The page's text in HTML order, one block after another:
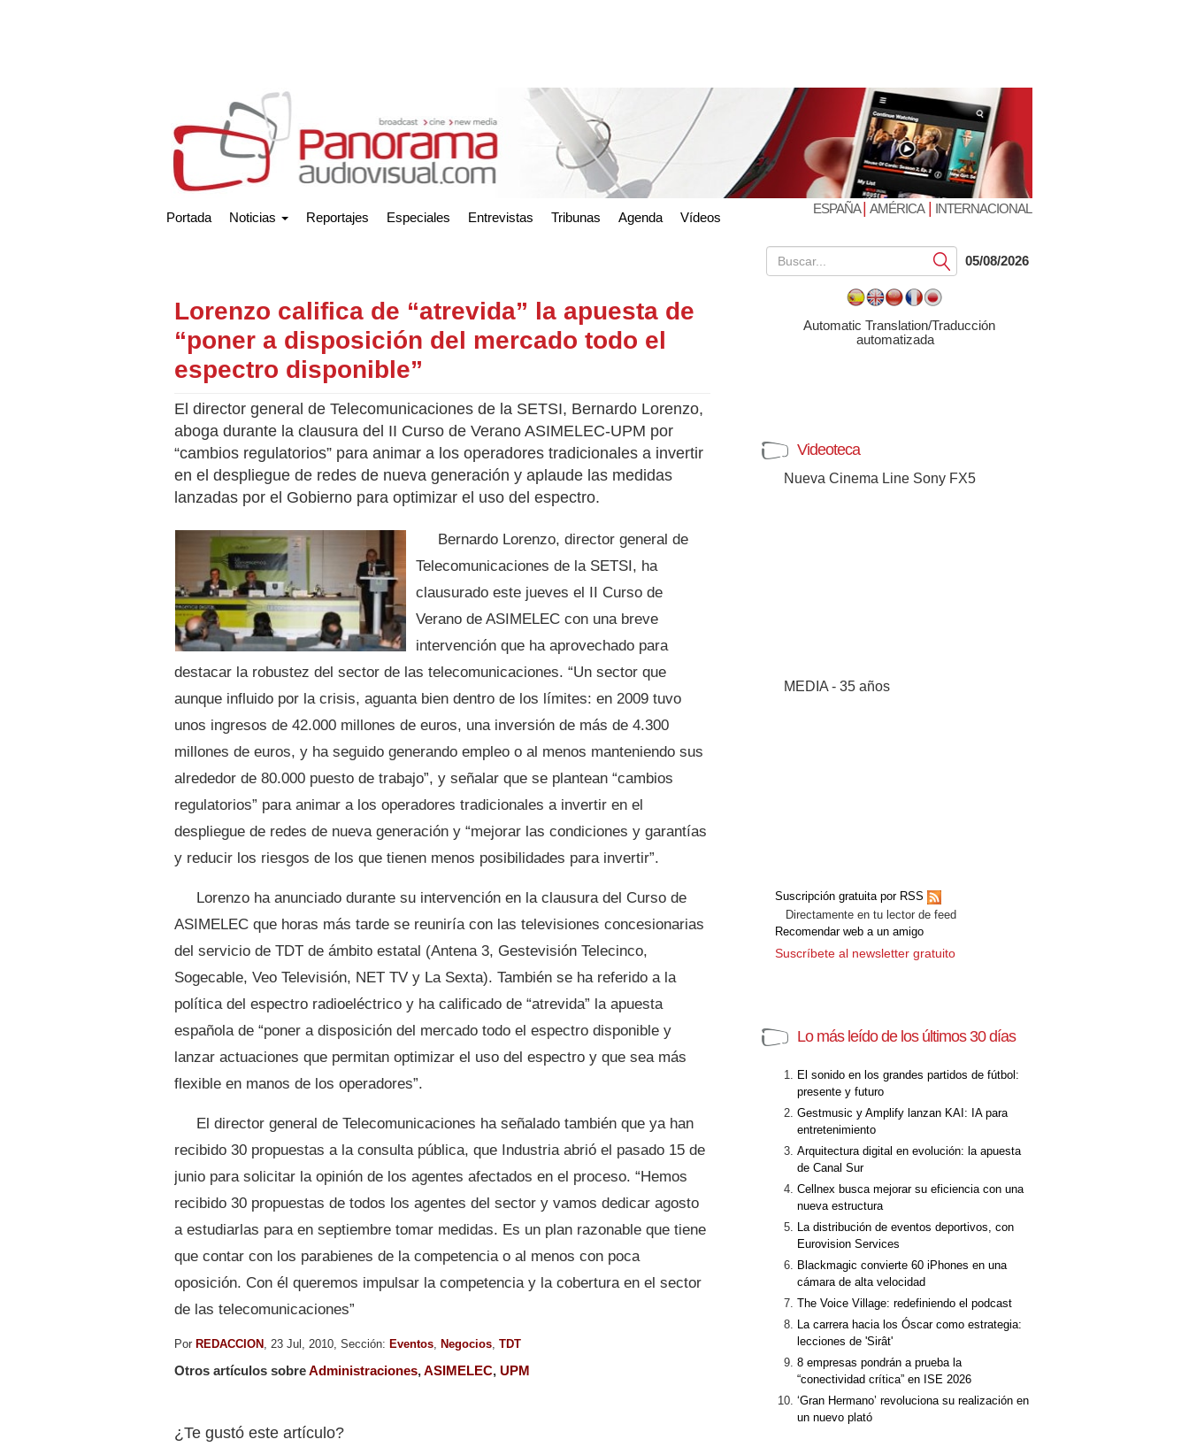
Portada Noticias Reportajes Especiales Entrevistas Tribunas Agenda Vídeos
ESPAÑA| AMÉRICA| INTERNACIONAL
Lorenzo califica de “atrevida” la apuesta de
“poner a disposición del mercado todo el
espectro disponible”
El director general de Telecomunicaciones de la SETSI, Bernardo Lorenzo,
aboga durante la clausura del II Curso de Verano ASIMELEC-UPM por
“cambios regulatorios” para animar a los operadores tradicionales a invertir
en el despliegue de redes de nueva generación y aplaude las medidas
lanzadas por el Gobierno para optimizar el uso del espectro.
Bernardo Lorenzo, director general de
Telecomunicaciones de la SETSI, ha
clausurado este jueves el II Curso de
Verano de ASIMELEC con una breve
intervención que ha aprovechado para
destacar la robustez del sector de las telecomunicaciones. “Un sector que
aunque influido por la crisis, aguanta bien dentro de los límites: en 2009 tuvo
unos ingresos de 42.000 millones de euros, una inversión de más de 4.300
millones de euros, y ha seguido generando empleo o al menos manteniendo sus
alrededor de 80.000 puesto de trabajo”, y señalar que se plantean “cambios
regulatorios” para animar a los operadores tradicionales a invertir en el
despliegue de redes de nueva generación y “mejorar las condiciones y garantías
y reducir los riesgos de los que tienen menos posibilidades para invertir”.
Lorenzo ha anunciado durante su intervención en la clausura del Curso de
ASIMELEC que horas más tarde se reuniría con las televisiones concesionarias
del servicio de TDT de ámbito estatal (Antena 3, Gestevisión Telecinco,
Sogecable, Veo Televisión, NET TV y La Sexta). También se ha referido a la
política del espectro radioeléctrico y ha calificado de “atrevida” la apuesta
española de “poner a disposición del mercado todo el espectro disponible y
lanzar actuaciones que permitan optimizar el uso del espectro y que sea más
flexible en manos de los operadores”.
El director general de Telecomunicaciones ha señalado también que ya han
recibido 30 propuestas a la consulta pública, que Industria abrió el pasado 15 de
junio para solicitar la opinión de los agentes afectados en el proceso. “Hemos
recibido 30 propuestas de todos los agentes del sector y vamos dedicar agosto
a estudiarlas para en septiembre tomar medidas. Es un plan razonable que tiene
que contar con los parabienes de la competencia o al menos con poca
oposición. Con él queremos impulsar la competencia y la cobertura en el sector
de las telecomunicaciones”
Por REDACCION , 23 Jul, 2010, Sección: Eventos Negocios TDT
Otros artículos sobreAdministraciones,ASIMELEC, UPM
¿Te gustó este artículo?
Submit05/08/2026
Automatic Translation/Traducción
automatizada
Videoteca
Nueva Cinema Line Sony FX5
MEDIA - 35 años
Suscripción gratuita por RSS
Directamente en tu lector de feed
Recomendar web a un amigo
Suscríbete al newsletter gratuito
Lo más leído de los últimos 30 días
El sonido en los grandes partidos de fútbol:
presente y futuro
Gestmusic y Amplify lanzan KAI: IA para
entretenimiento
Arquitectura digital en evolución: la apuesta
de Canal Sur
Cellnex busca mejorar su eficiencia con una
nueva estructura
La distribución de eventos deportivos, con
Eurovision Services
Blackmagic convierte 60 iPhones en una
cámara de alta velocidad
The Voice Village: redefiniendo el podcast
La carrera hacia los Óscar como estrategia:
lecciones de 'Sirât'
8 empresas pondrán a prueba la
“conectividad crítica” en ISE 2026
‘Gran Hermano’ revoluciona su realización en
un nuevo plató